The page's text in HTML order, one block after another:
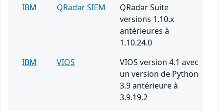
IBM QRadar SIEM
QRadar Suite
versions 1.10.x
antérieures à
1.10.24.0
IBM
VIOS
VIOS version 4.1 avec
un version de Python
3.9 antérieure à
3.9.19.2